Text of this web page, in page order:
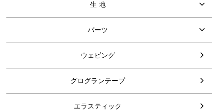
生 地
パーツ
ウェビング
グログランテープ
エラスティック